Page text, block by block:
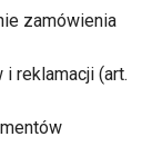
zamówienia
i reklamacji (art.